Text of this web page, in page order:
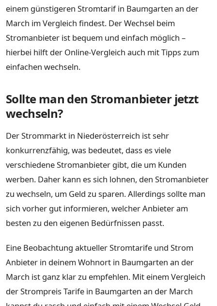
einem günstigeren Stromtarif in Baumgarten an der
March im Vergleich findest. Der Wechsel beim
Stromanbieter ist bequem und einfach möglich –
hierbei hilft der Online-Vergleich auch mit Tipps zum
einfachen wechseln.
Sollte man den Stromanbieter jetzt
wechseln?
Der Strommarkt in Niederösterreich ist sehr
konkurrenzfähig, was bedeutet, dass es viele
verschiedene Stromanbieter gibt, die um Kunden
werben. Daher kann es sich lohnen, den Stromanbieter
zu wechseln, um Geld zu sparen. Allerdings sollte man
sich vorher gut informieren, welcher Anbieter am
besten zu den eigenen Bedürfnissen passt.
Eine Beobachtung aktueller Stromtarife und Strom
Anbieter in deinem Wohnort in Baumgarten an der
March ist ganz klar zu empfehlen. Mit einem Vergleich
der Strompreis Tarife in Baumgarten an der March